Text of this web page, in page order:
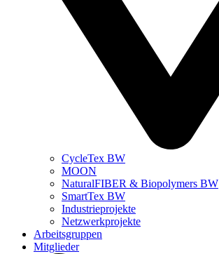
CycleTex BW
MOON
NaturalFIBER & Biopolymers BW
SmartTex BW
Industrieprojekte
Netzwerkprojekte
Arbeitsgruppen
Mitglieder